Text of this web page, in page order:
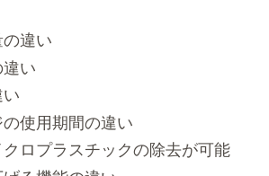
違い
い
使用期間の違い
ロプラスチックの除去が可能